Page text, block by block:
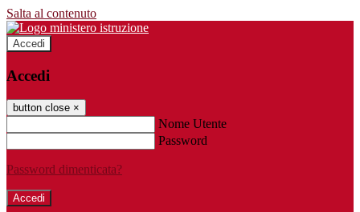
Salta al contenuto
Accedi
Accedi
button close ×
Nome Utente
Password
Password dimenticata?